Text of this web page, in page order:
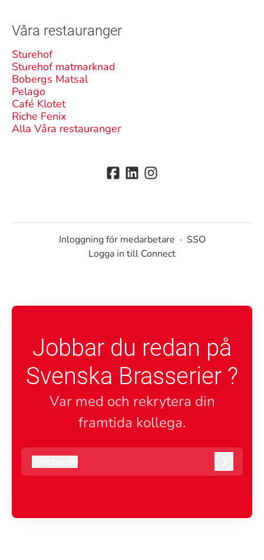
Våra restauranger
Sturehof
Sturehof matmarknad
Bobergs Matsal
Pelago
Café Klotet
Riche Fenix
Alla Våra restauranger
Inloggning för medarbetare · SSO
Logga in till Connect
Jobbar du redan på
Svenska Brasserier ?
Var med och rekrytera din
framtida kollega.
riche.se